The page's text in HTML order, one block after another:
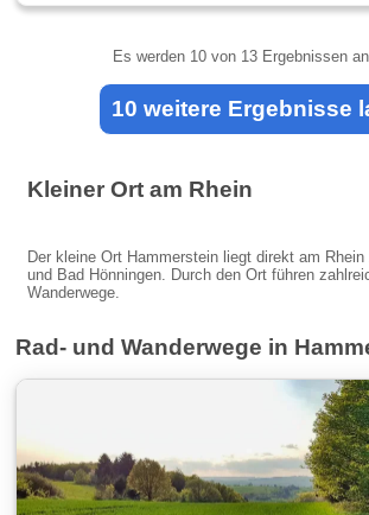
Es werden 10von 13 Ergebnissen
10 weitere Ergebnisse
Kleiner Ort am Rhein
Der kleine Ort Hammerstein liegt direkt am
und Bad Hönningen. Durch den Ort führen
Wanderwege.
Rad- und Wanderwege in